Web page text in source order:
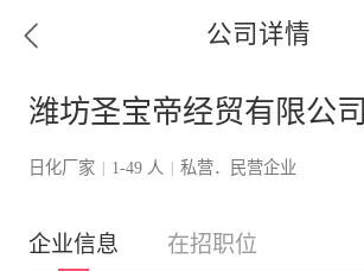
公司详情
潍坊圣宝帝经贸有限公司
日化厂家 | 1-49 人 | 私营．民营企业
企业信息 在招职位